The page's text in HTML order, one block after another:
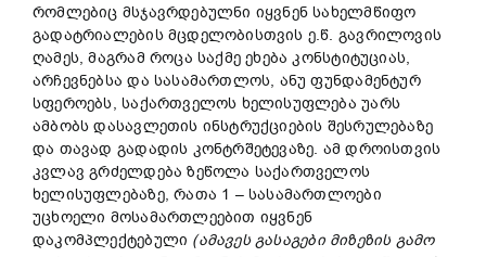
რომლებიც მსჯავრდებულნი იყვნენ სახელმწიფო
გადატრიალების მცდელობისთვის ე.წ. გავრილოვის
ღამეს, მაგრამ როცა საქმე ეხება კონსტიტუციას,
არჩევნებსა და სასამართლოს, ანუ ფუნდამენტურ
სფეროებს, საქართველოს ხელისუფლება უარს
ამბობს დასავლეთის ინსტრუქციების შესრულებაზე
და თავად გადადის კონტრშეტევაზე. ამ დროისთვის
კვლავ გრძელდება ზეწოლა საქართველოს
ხელისუფლებაზე, რათა 1 – სასამართლოები
უცხოელი მოსამართლეებით იყვნენ
დაკომპლექტებული (ამავეს გასაგები მიზეზის გამო